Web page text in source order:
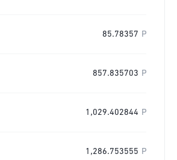
85.78357 P
857.835703 P
1,029.402844 P
1,286.753555 P